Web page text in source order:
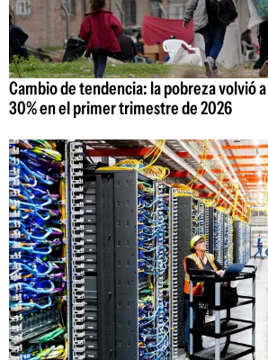
Cambio de tendencia: la pobreza volvió
30% en el primer trimestre de 2026